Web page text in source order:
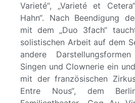
Varieté“, „Varieté et
Hahn“. Nach Beendigung
mit dem „Duo 3fach“
solistischen Arbeit auf dem
andere
Singen und Clownerie ein
mit der französischen
Entre Nous“, dem